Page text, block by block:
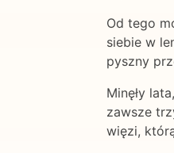
Od tego
siebie w
pyszny
Minęły
zawsze
więzi,